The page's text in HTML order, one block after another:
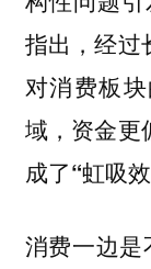
指出，经过
对消费板
域，资金更
成了“虹吸效
消费一边是